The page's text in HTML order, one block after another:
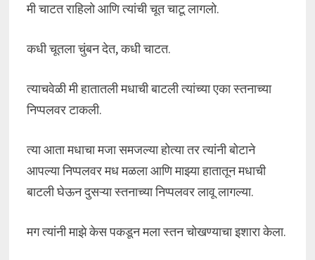
मी चाटत राहिलो आणि त्यांची चूत चाटू लागलो.
कधी चूतला चुंबन देत, कधी चाटत.
त्याचवेळी मी हातातली मधाची बाटली त्यांच्या एका स्तनाच्या
निप्पलवर टाकली.
त्या आता मधाचा मजा समजल्या होत्या तर त्यांनी बोटाने
आपल्या निप्पलवर मध मळला आणि माझ्या हातातून मधाची
बाटली घेऊन दुसऱ्या स्तनाच्या निप्पलवर लावू लागल्या.
मग त्यांनी माझे केस पकडून मला स्तन चोखण्याचा इशारा केला.